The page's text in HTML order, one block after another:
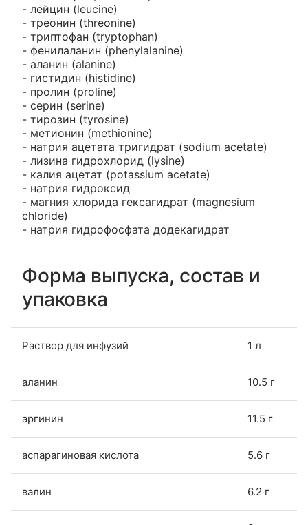
- лейцин (leucine)
- треонин (threonine)
- триптофан (tryptophan)
- фенилаланин (phenylalanine)
- аланин (alanine)
- гистидин (histidine)
- пролин (proline)
- серин (serine)
- тирозин (tyrosine)
- метионин (methionine)
- натрия ацетата тригидрат (sodium acetate)
- лизина гидрохлорид (lysine)
- калия ацетат (potassium acetate)
- натрия гидроксид
- магния хлорида гексагидрат (magnesium
chloride)
- натрия гидрофосфата додекагидрат
Форма выпуска, состав и
упаковка
Раствор для инфузий 1 л
аланин 10.5 г
аргинин 11.5 г
аспарагиновая кислота 5.6 г
валин 6.2 г